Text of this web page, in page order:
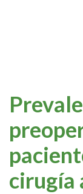
cirugía